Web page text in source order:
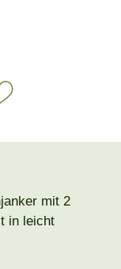
mit 2
in leicht